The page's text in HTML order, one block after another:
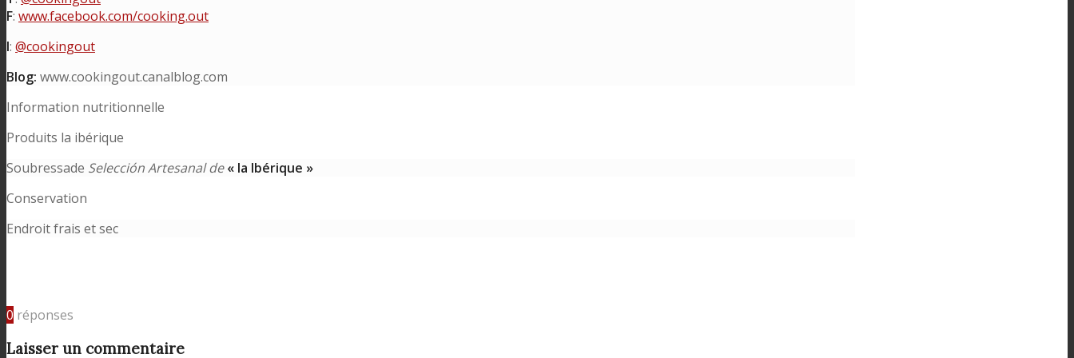
F: www.facebook.com/cooking.out
I: @cookingout
Blog: www.cookingout.canalblog.com
Information nutritionnelle
Produits la ibérique
Soubressade Selección Artesanal de« la Ibérique »
Conservation
Endroit frais et sec
0 réponses
Laisser un commentaire